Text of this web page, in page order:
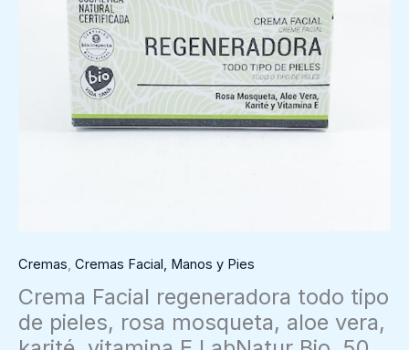
Cremas, Cremas Facial, Manos y Pies
Crema Facial regeneradora todo tipo
de pieles, rosa mosqueta, aloe vera,